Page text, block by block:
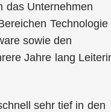
das Unternehmen
Technologie
sowie den
Jahre lang
sehr tief in den